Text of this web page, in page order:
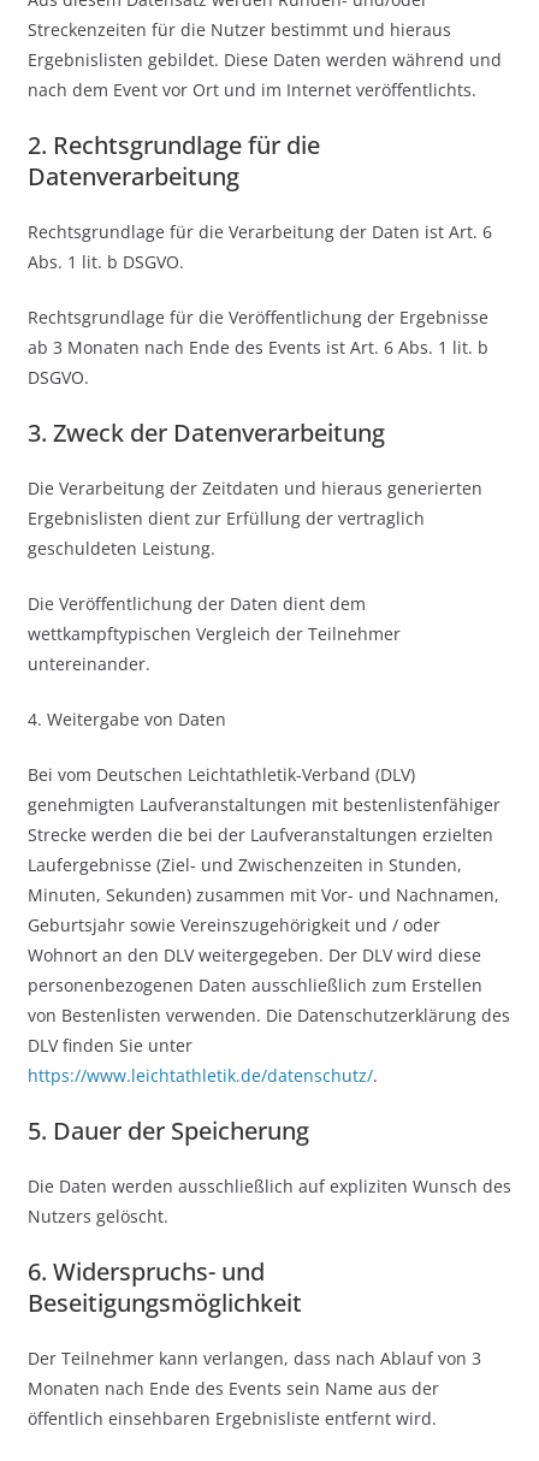
Streckenzeiten für die Nutzer bestimmt und hieraus
Ergebnislisten gebildet. Diese Daten werden während und
nach dem Event vor Ort und im Internet veröffentlichts.
2. Rechtsgrundlage für die
Datenverarbeitung
Rechtsgrundlage für die Verarbeitung der Daten ist Art. 6
Abs. 1 lit. b DSGVO.
Rechtsgrundlage für die Veröffentlichung der Ergebnisse
ab 3 Monaten nach Ende des Events ist Art. 6 Abs. 1 lit. b
DSGVO.
3. Zweck der Datenverarbeitung
Die Verarbeitung der Zeitdaten und hieraus generierten
Ergebnislisten dient zur Erfüllung der vertraglich
geschuldeten Leistung.
Die Veröffentlichung der Daten dient dem
wettkampftypischen Vergleich der Teilnehmer
untereinander.
4. Weitergabe von Daten
Bei vom Deutschen Leichtathletik-Verband (DLV)
genehmigten Laufveranstaltungen mit bestenlistenfähiger
Strecke werden die bei der Laufveranstaltungen erzielten
Laufergebnisse (Ziel- und Zwischenzeiten in Stunden,
Minuten, Sekunden) zusammen mit Vor- und Nachnamen,
Geburtsjahr sowie Vereinszugehörigkeit und / oder
Wohnort an den DLV weitergegeben. Der DLV wird diese
personenbezogenen Daten ausschließlich zum Erstellen
von Bestenlisten verwenden. Die Datenschutzerklärung des
DLV finden Sie unter
https://www.leichtathletik.de/datenschutz/.
5. Dauer der Speicherung
Die Daten werden ausschließlich auf expliziten Wunsch des
Nutzers gelöscht.
6. Widerspruchs- und
Beseitigungsmöglichkeit
Der Teilnehmer kann verlangen, dass nach Ablauf von 3
Monaten nach Ende des Events sein Name aus der
öffentlich einsehbaren Ergebnisliste entfernt wird.